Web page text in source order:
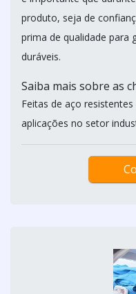
produto, seja de
prima de qualidade para
duráveis.
Saiba mais sobre as
Feitas de aço
aplicações no setor